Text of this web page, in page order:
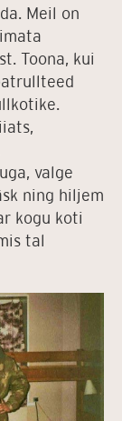
Meil on
Toona, kui
valge
ning hiljem
kogu koti
tal